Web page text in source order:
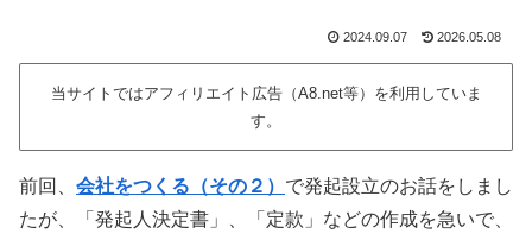
2024.09.07 2026.05.08
当サイトではアフィリエイト広告（A8.net等）を利用していま
す。
前回、 会社をつくる（その２） で発起設立のお話をしまし
たが、「発起人決定書」、「定款」などの作成を急いで、